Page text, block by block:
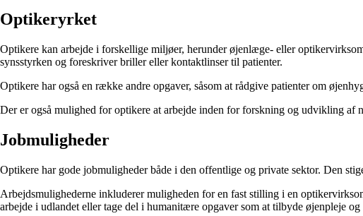
Optikeryrket
Optikere kan arbejde i forskellige miljøer, herunder øjenlæge- eller
synsstyrken og foreskriver briller eller kontaktlinser til patienter.
Optikere har også en række andre opgaver, såsom at rådgive patienter om
Der er også mulighed for optikere at arbejde inden for forskning og udvikling af
Jobmuligheder
Optikere har gode jobmuligheder både i den offentlige og private sektor. Den
Arbejdsmulighederne inkluderer muligheden for en fast stilling i en
arbejde i udlandet eller tage del i humanitære opgaver som at tilbyde øjenpleje